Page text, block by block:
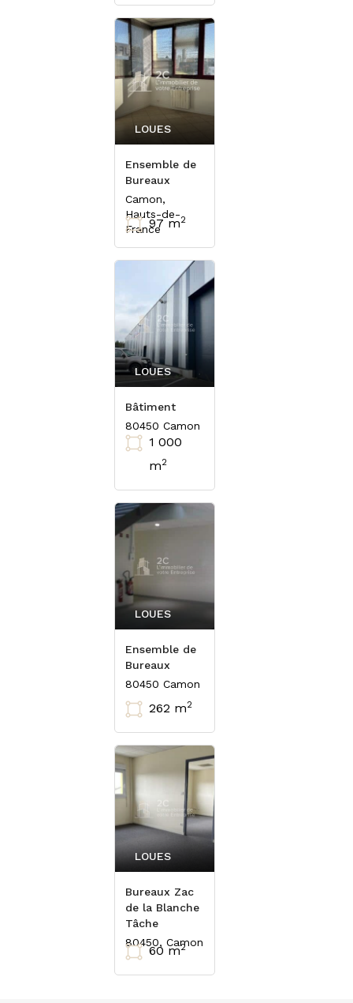
Ensemble de
Bureaux
LOUES
Camon,
Hauts-de-
France97 m2
Bâtiment
LOUES
80450 Camon
1 000
m2
Ensemble de
Bureaux
LOUES
80450 Camon
262 m2
Bureaux Zac
de la Blanche
Tâche
LOUES
80450, Camon
60 m2